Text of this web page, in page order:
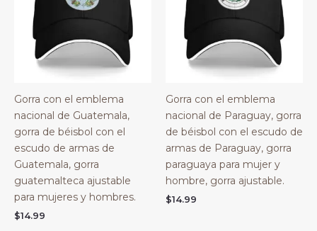
Gorra con el emblema
nacional de Guatemala,
gorra de béisbol con el
escudo de armas de
Guatemala, gorra
guatemalteca ajustable
para mujeres y hombres.
$14.99
Gorra con el emblema
nacional de Paraguay, gorra
de béisbol con el escudo de
armas de Paraguay, gorra
paraguaya para mujer y
hombre, gorra ajustable.
$14.99